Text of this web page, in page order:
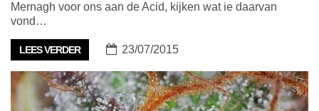
Mernagh voor ons aan de Acid, kijken wat ie daarvan
vond…
LEES VERDER 23/07/2015